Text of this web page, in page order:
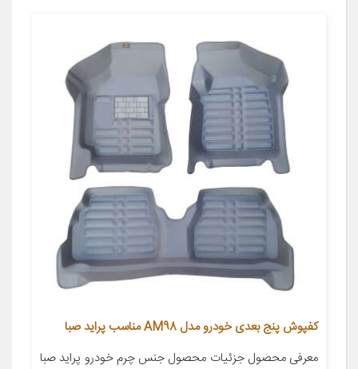
کفپوش پنج بعدی خودرو مدل AM98 مناسب پراید صبا
معرفی محصول جزئیات محصول جنس چرم خودرو پراید صبا